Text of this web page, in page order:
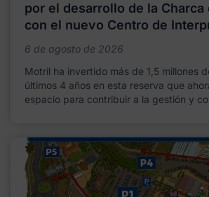
por el desarrollo de la Charca
con el nuevo Centro de
6 de agosto de 2026
Motril ha invertido más de 1,5 millones
últimos 4 años en esta reserva que
espacio para contribuir a la gestión y